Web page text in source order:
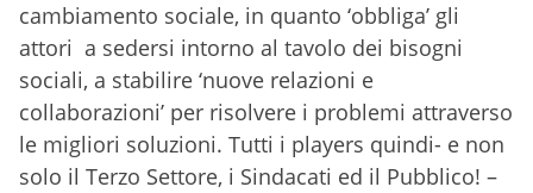
cambiamento sociale, in quanto ‘obbliga’ gli
attori a sedersi intorno al tavolo dei bisogni
sociali, a stabilire ‘nuove relazioni e
collaborazioni’ per risolvere i problemi attraverso
le migliori soluzioni. Tutti i players quindi- e non
solo il Terzo Settore, i Sindacati ed il Pubblico! –